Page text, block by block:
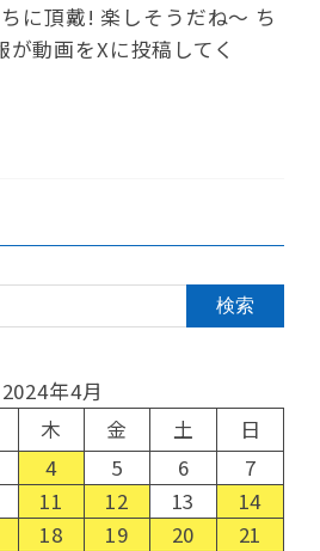
に頂戴! 楽しそうだね～ ち
動画をXに投稿してく
2024年4月
木 金 土
日
4 5 6
7
11 12 13
14
18 19 20
21